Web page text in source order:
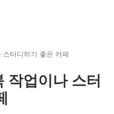
터디하기 좋은 카페
작업이나 스터